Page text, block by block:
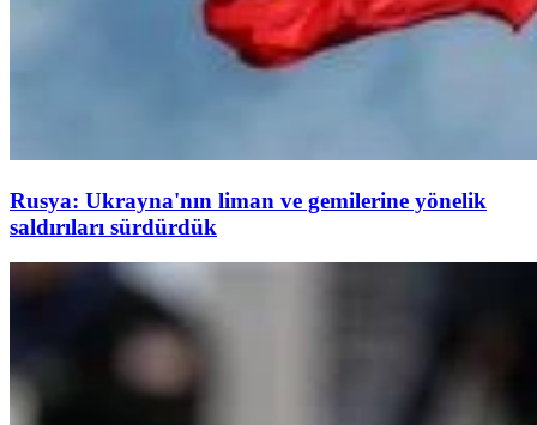
Rusya: Ukrayna'nın liman ve gemilerine yönelik
saldırıları sürdürdük